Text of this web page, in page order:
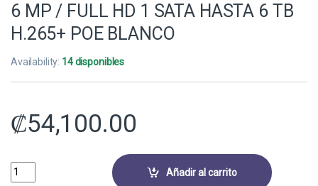
6 MP / FULL HD 1 SATA HASTA 6 TB
H.265+ POE BLANCO
Availability: 14 disponibles
₡54,100.00
GRABADORA NVR HIKVISION DS-7104NI-Q1/4P 4 CANALES IP
Añadir al carrito